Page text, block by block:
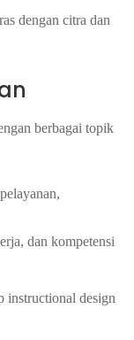
dengan citra dan
berbagai topik
dan kompetensi
instructional design